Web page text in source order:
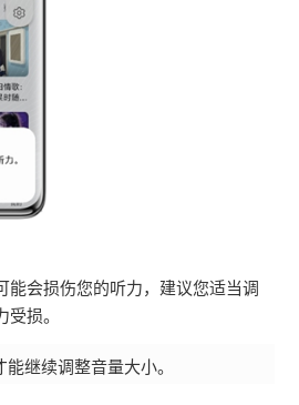
能会损伤您的听力，建议您适当调
损。
继续调整音量大小。